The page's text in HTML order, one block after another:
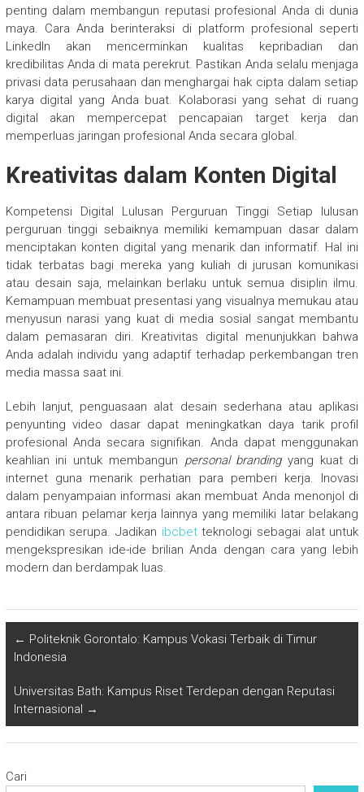
penting dalam membangun reputasi profesional Anda di dunia
maya. Cara Anda berinteraksi di platform profesional seperti
LinkedIn akan mencerminkan kualitas kepribadian dan
kredibilitas Anda di mata perekrut. Pastikan Anda selalu menjaga
privasi data perusahaan dan menghargai hak cipta dalam setiap
karya digital yang Anda buat. Kolaborasi yang sehat di ruang
digital akan mempercepat pencapaian target kerja dan
memperluas jaringan profesional Anda secara global.
Kreativitas dalam Konten Digital
Kompetensi Digital Lulusan Perguruan Tinggi Setiap lulusan
perguruan tinggi sebaiknya memiliki kemampuan dasar dalam
menciptakan konten digital yang menarik dan informatif. Hal ini
tidak terbatas bagi mereka yang kuliah di jurusan komunikasi
atau desain saja, melainkan berlaku untuk semua disiplin ilmu.
Kemampuan membuat presentasi yang visualnya memukau atau
menyusun narasi yang kuat di media sosial sangat membantu
dalam pemasaran diri. Kreativitas digital menunjukkan bahwa
Anda adalah individu yang adaptif terhadap perkembangan tren
media massa saat ini.
Lebih lanjut, penguasaan alat desain sederhana atau aplikasi
penyunting video dasar dapat meningkatkan daya tarik profil
profesional Anda secara signifikan. Anda dapat menggunakan
keahlian ini untuk membangun personal brandingyang kuat di
internet guna menarik perhatian para pemberi kerja. Inovasi
dalam penyampaian informasi akan membuat Anda menonjol di
antara ribuan pelamar kerja lainnya yang memiliki latar belakang
pendidikan serupa. Jadikan ibcbetteknologi sebagai alat untuk
mengekspresikan ide-ide brilian Anda dengan cara yang lebih
modern dan berdampak luas.
← Politeknik Gorontalo: Kampus Vokasi Terbaik di Timur
Indonesia
Universitas Bath: Kampus Riset Terdepan dengan Reputasi
Internasional →
Cari